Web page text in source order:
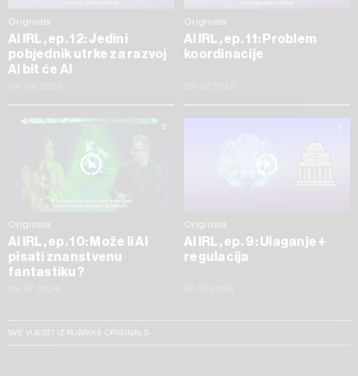
Originals
AI IRL, ep. 12: Jedini
pobjednik utrke za razvoj
AI bit će AI
Originals
AI IRL, ep. 11: Problem
koordinacije
Originals
AI IRL, ep. 10: Može li AI
pisati znanstvenu
fantastiku?
Originals
AI IRL, ep. 9: Ulaganje +
regulacija
SVE VIJESTI IZ RUBRIKE ORIGINALS